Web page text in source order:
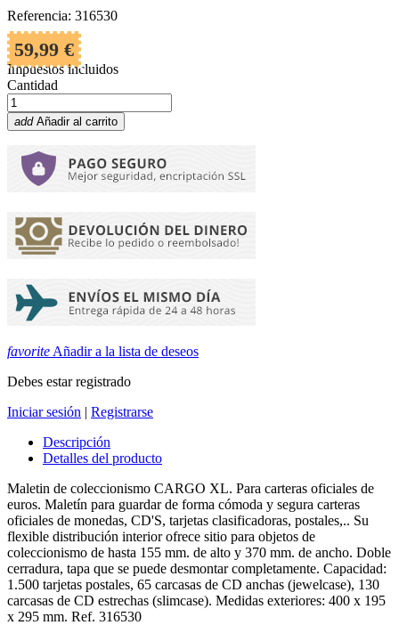
Referencia: 316530
59,99 €
Impuestos incluidos
Cantidad
add Añadir al carrito
favorite Añadir a la lista de deseos
Debes estar registrado
Iniciar sesión | Registrarse
Descripción
Detalles del producto
Maletin de coleccionismo CARGO XL. Para carteras oficiales de
euros. Maletín para guardar de forma cómoda y segura carteras
oficiales de monedas, CD'S, tarjetas clasificadoras, postales,.. Su
flexible distribución interior ofrece sitio para objetos de
coleccionismo de hasta 155 mm. de alto y 370 mm. de ancho. Doble
cerradura, tapa que se puede desmontar completamente. Capacidad:
1.500 tarjetas postales, 65 carcasas de CD anchas (jewelcase), 130
carcasas de CD estrechas (slimcase). Medidas exteriores: 400 x 195
x 295 mm. Ref. 316530